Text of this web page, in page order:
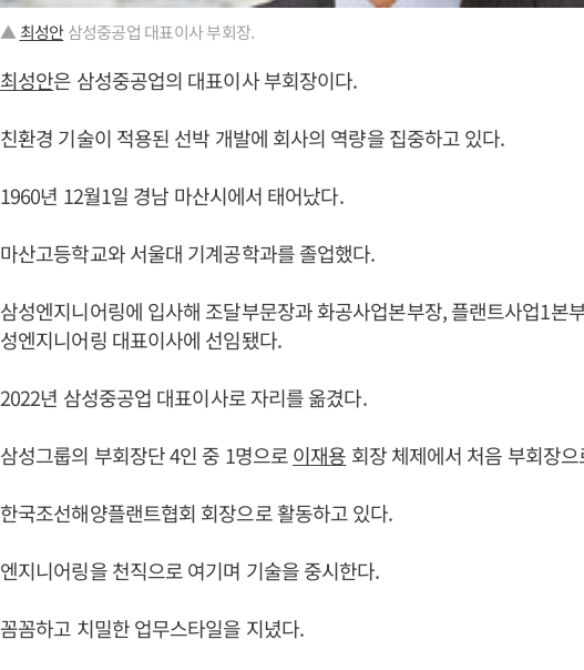
▲ 최성안삼성중공업 대표이사 부회장.
최성안은 삼성중공업의 대표이사 부회장이다.
친환경 기술이 적용된 선박 개발에 회사의 역량을 집중하고 있다.
1960년 12월1일 경남 마산시에서 태어났다.
마산고등학교와 서울대 기계공학과를 졸업했다.
삼성엔지니어링에 입사해 조달부문장과 화공사업본부장, 플랜트사업1본
성엔지니어링 대표이사에 선임됐다.
2022년 삼성중공업 대표이사로 자리를 옮겼다.
삼성그룹의 부회장단 4인 중 1명으로이재용 회장 체제에서 처음 부회장
한국조선해양플랜트협회 회장으로 활동하고 있다.
엔지니어링을 천직으로 여기며 기술을 중시한다.
꼼꼼하고 치밀한 업무스타일을 지녔다.